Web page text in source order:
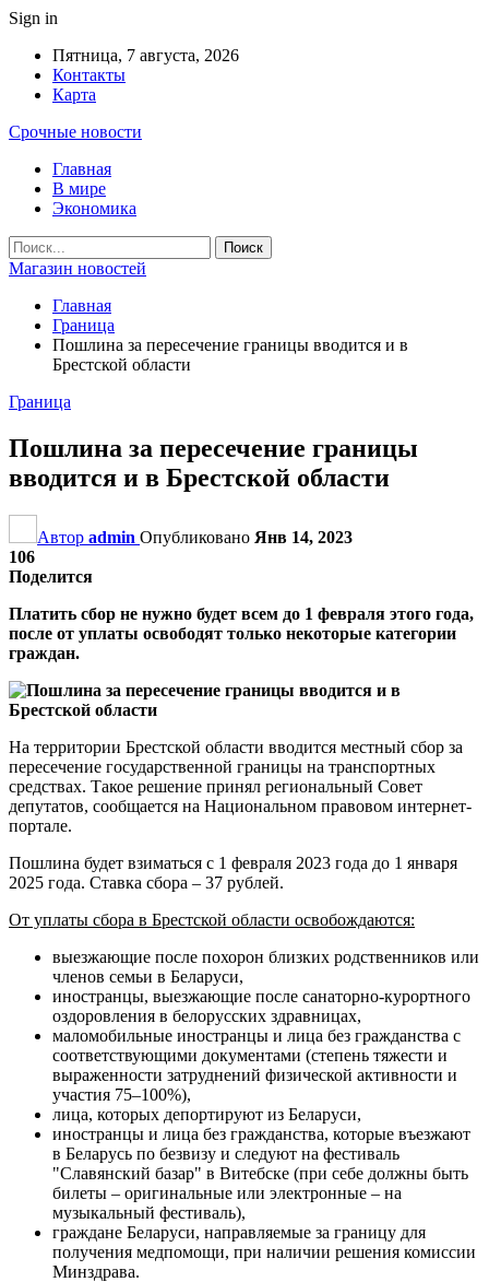
Sign in
Пятница, 7 августа, 2026
Контакты
Карта
Срочные новости
Главная
В мире
Экономика
Магазин новостей
Главная
Граница
Пошлина за пересечение границы вводится и в
Брестской области
Граница
Пошлина за пересечение границы
вводится и в Брестской области
Автор admin Опубликовано Янв 14, 2023
106
Поделится
Платить сбор не нужно будет всем до 1 февраля этого года,
после от уплаты освободят только некоторые категории
граждан.
На территории Брестской области вводится местный сбор за
пересечение государственной границы на транспортных
средствах. Такое решение принял региональный Совет
депутатов, сообщается на Национальном правовом интернет-
портале.
Пошлина будет взиматься с 1 февраля 2023 года до 1 января
2025 года. Ставка сбора – 37 рублей.
От уплаты сбора в Брестской области освобождаются:
выезжающие после похорон близких родственников или
членов семьи в Беларуси,
иностранцы, выезжающие после санаторно-курортного
оздоровления в белорусских здравницах,
маломобильные иностранцы и лица без гражданства с
соответствующими документами (степень тяжести и
выраженности затруднений физической активности и
участия 75–100%),
лица, которых депортируют из Беларуси,
иностранцы и лица без гражданства, которые въезжают
в Беларусь по безвизу и следуют на фестиваль
"Славянский базар" в Витебске (при себе должны быть
билеты – оригинальные или электронные – на
музыкальный фестиваль),
граждане Беларуси, направляемые за границу для
получения медпомощи, при наличии решения комиссии
Минздрава.